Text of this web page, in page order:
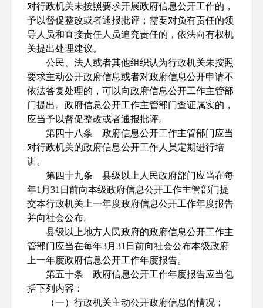
对行政机关未按照要求开展政府信息公开工作的，
予以督促整改或者通报批评；需要对负有责任的领
导人员和直接责任人员追究责任的，依法向有权机
关提出处理建议。
公民、法人或者其他组织认为行政机关未按照
要求主动公开政府信息或者对政府信息公开申请不
依法答复处理的，可以向政府信息公开工作主管部
门提出。政府信息公开工作主管部门查证属实的，
应当予以督促整改或者通报批评。
第四十八条 政府信息公开工作主管部门应当
对行政机关的政府信息公开工作人员定期进行培
训。
第四十九条 县级以上人民政府部门应当在每
年1月31日前向本级政府信息公开工作主管部门提
交本行政机关上一年度政府信息公开工作年度报告
并向社会公布。
县级以上地方人民政府的政府信息公开工作主
管部门应当在每年3月31日前向社会公布本级政府
上一年度政府信息公开工作年度报告。
第五十条 政府信息公开工作年度报告应当包
括下列内容：
（一）行政机关主动公开政府信息的情况；